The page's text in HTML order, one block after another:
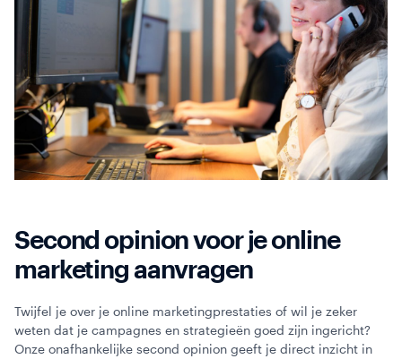
Second opinion voor je online
marketing aanvragen
Twijfel je over je online marketingprestaties of wil je zeker
weten dat je campagnes en strategieën goed zijn ingericht?
Onze onafhankelijke second opinion geeft je direct inzicht in